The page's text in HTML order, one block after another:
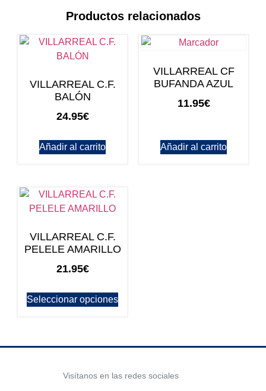
Productos relacionados
VILLARREAL C.F.
BALÓN
24.95€
Añadir al carrito
VILLARREAL CF
BUFANDA AZUL
11.95€
Añadir al carrito
VILLARREAL C.F.
PELELE AMARILLO
21.95€
Seleccionar opciones
Visítanos en las redes sociales